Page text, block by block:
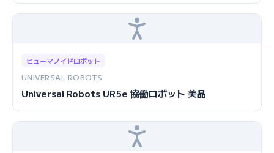
ヒューマノイドロボット
UNIVERSAL ROBOTS
Universal Robots UR5e 協働ロボット 美品